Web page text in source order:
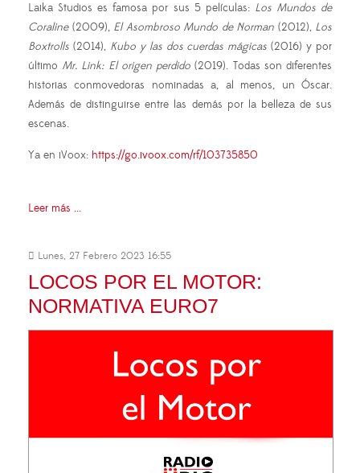
Laika Studios es famosa por sus 5 películas: Los Mundos de
Coraline(2009), El Asombroso Mundo de Norman (2012), Los
Boxtrolls (2014), Kubo y las dos cuerdas mágicas (2016) y por
último Mr. Link: El origen perdido(2019). Todas son diferentes
historias conmovedoras nominadas a, al menos, un Óscar.
Además de distinguirse entre las demás por la belleza de sus
escenas.
Ya en iVoox: https://go.ivoox.com/rf/103735850
Leer más ...
Lunes, 27 Febrero 2023 16:55
LOCOS POR EL MOTOR:
NORMATIVA EURO7